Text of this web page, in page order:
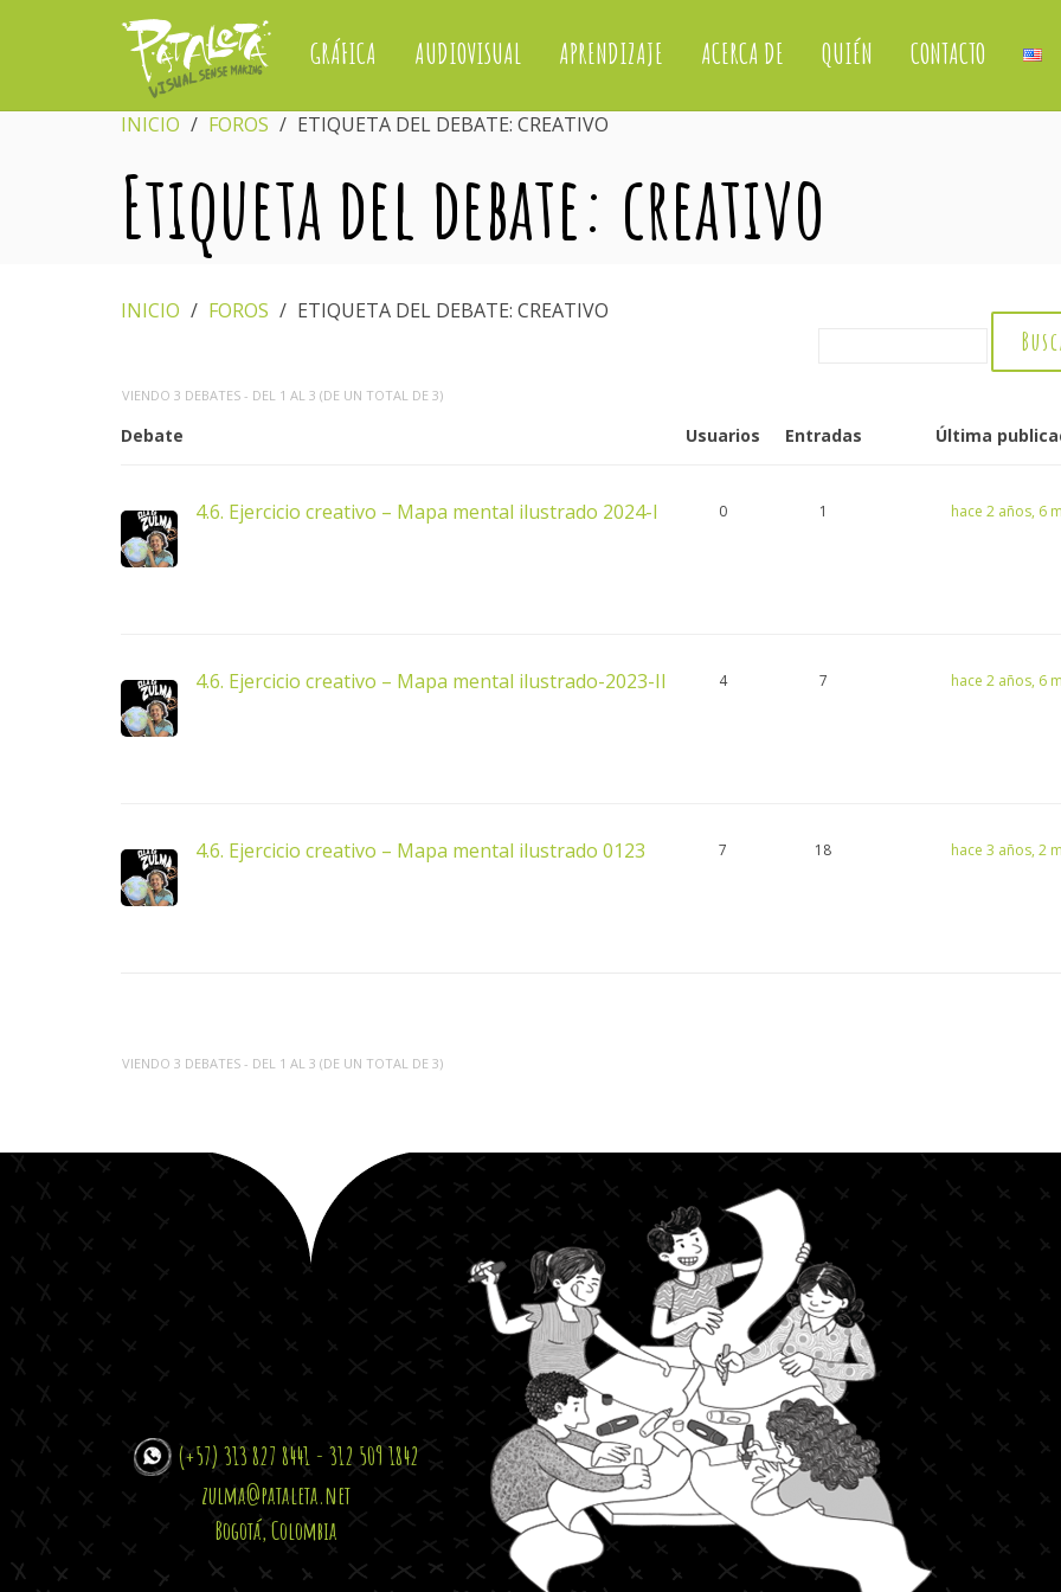
GRÁFICA AUDIOVISUAL APRENDIZAJE ACERCA DE QUIÉN CONTACTO
INICIO FOROS ETIQUETA DEL DEBATE: CREATIVO
Etiqueta del debate: creativo
INICIO FOROS ETIQUETA DEL DEBATE: CREATIVO
VIENDO 3 DEBATES - DEL 1 AL 3 (DE UN TOTAL DE 3)
Debate Usuarios Entradas Última
4.6. Ejercicio creativo – Mapa mental ilustrado 2024-I 0 1 hace 2 años, 6
4.6. Ejercicio creativo – Mapa mental ilustrado-2023-II 4 7 hace 2 años, 6
4.6. Ejercicio creativo – Mapa mental ilustrado 0123 7 18 hace 3 años, 2
VIENDO 3 DEBATES - DEL 1 AL 3 (DE UN TOTAL DE 3)
(+57) 313 827 8441 - 312 509 1842
zulma@pataleta.net
Bogotá, Colombia